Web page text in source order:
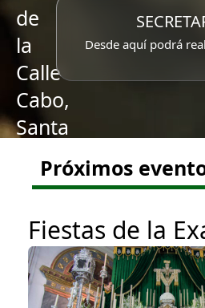
de
la
Calle
Cabo,
Santa
Caridad
Sra.
del
Rosario
Desde aquí podrá
Próximos
Fiestas de la